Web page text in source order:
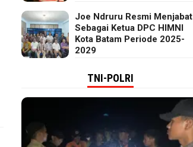
Joe Ndruru Resmi Menjabat
Sebagai Ketua DPC HIMNI
Kota Batam Periode 2025-
2029
TNI-POLRI